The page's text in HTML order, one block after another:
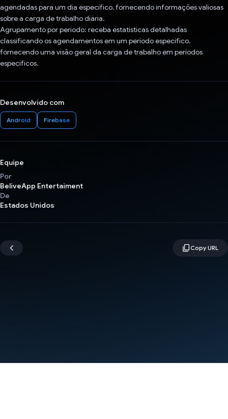
agendadas para um dia específico, fornecendo informações valiosas
sobre a carga de trabalho diária.
Agrupamento por período: receba estatísticas detalhadas
classificando os agendamentos em um período específico,
fornecendo uma visão geral da carga de trabalho em períodos
específicos.
Desenvolvido com
Android Firebase
Equipe
Por
BeliveApp Entertaiment
De
Estados Unidos